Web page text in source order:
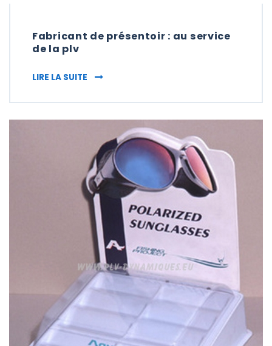
Fabricant de présentoir : au service
de la plv
LIRE LA SUITE FABRICANT DE PRÉSENTOIR : AU SERVICE